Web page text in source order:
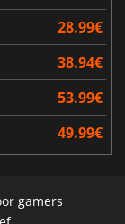
28.99€
38.94€
53.99€
49.99€
gamers